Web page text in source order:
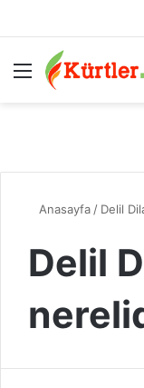
Menü
Anasayfa / Delil
Delil